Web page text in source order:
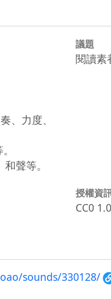
、力度、
聲等。
議題
閱讀素
授權資
CC0
sounds/330128/